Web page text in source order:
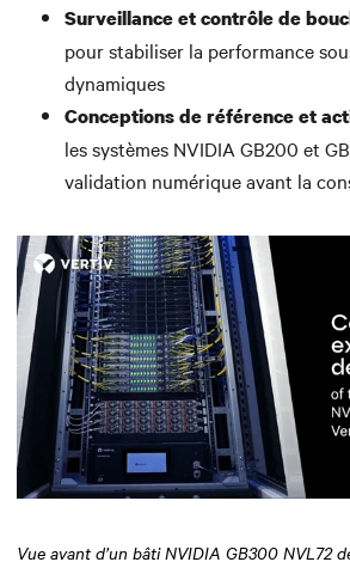
Surveillance et contrôle de
pour stabiliser la performance
dynamiques
Conceptions de référence et
les systèmes NVIDIA GB200 et
validation numérique avant la
Vue avant d’un bâti NVIDIA GB300 NVL72